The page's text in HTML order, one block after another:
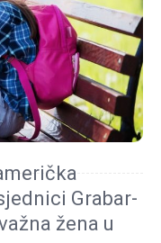
Grabar-
žena u